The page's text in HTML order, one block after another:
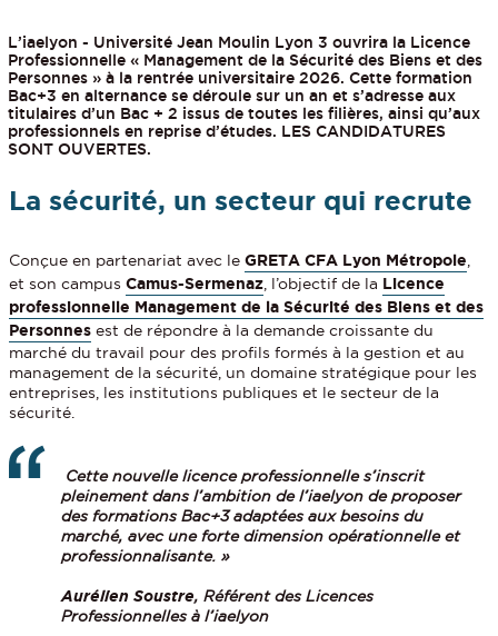
L’iaelyon - Université Jean Moulin Lyon 3 ouvrira la Licence
Professionnelle « Management de la Sécurité des Biens et des
Personnes » à la rentrée universitaire 2026. Cette formation
Bac+3 en alternance se déroule sur un an et s’adresse aux
titulaires d’un Bac + 2 issus de toutes les filières, ainsi qu’aux
professionnels en reprise d’études. LES CANDIDATURES
SONT OUVERTES.
La sécurité, un secteur qui recrute
Conçue en partenariat avec leGRETA CFA Lyon Métropole
et son campus Camus-Sermenaz , l’objectif de la Licence
professionnelle Management de la Sécurité des Biens et des
Personnes est de répondre à la demande croissante du
marché du travail pour des profils formés à la gestion et au
management de la sécurité, un domaine stratégique pour les
entreprises, les institutions publiques et le secteur de la
sécurité.
Cette nouvelle licence professionnelle s’inscrit
pleinement dans l’ambition de l’iaelyon de proposer
des formations Bac+3 adaptées aux besoins du
marché, avec une forte dimension opérationnelle et
professionnalisante. »
Aurélien Soustre, Référent des Licences
Professionnelles à l’iaelyon